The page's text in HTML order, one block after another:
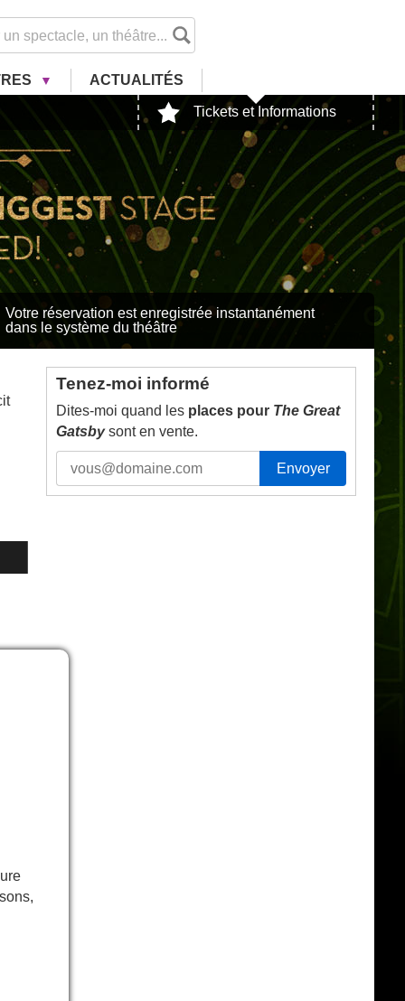
ACTUALITÉS
Tickets et Informations
Votre réservation est enregistrée instantanément
dans le système du théâtre
Tenez-moi informé
Dites-moi quand les places pour The Great
Gatsbysont en vente.
Envoyer